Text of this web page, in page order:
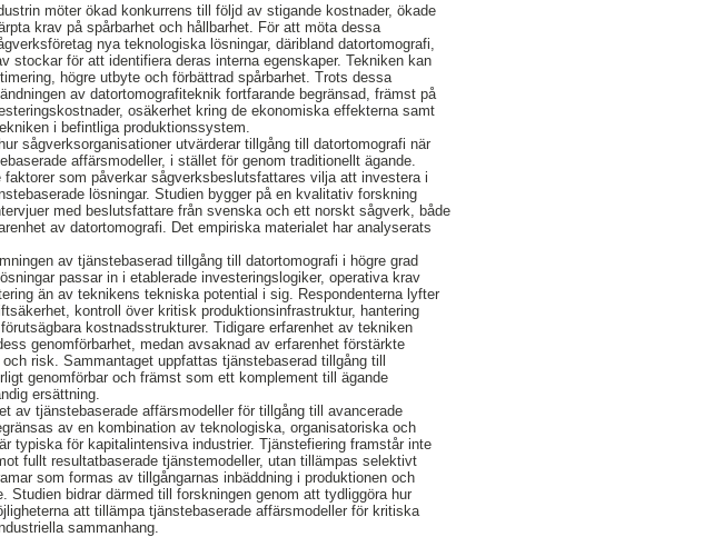
möter ökad konkurrens till följd av stigande kostnader, ökade
krav på spårbarhet och hållbarhet. För att möta dessa
nya teknologiska lösningar, däribland datortomografi,
stockar för att identifiera deras interna egenskaper. Tekniken kan
högre utbyte och förbättrad spårbarhet. Trots dessa
av datortomografiteknik fortfarande begränsad, främst på
osäkerhet kring de ekonomiska effekterna samt
i befintliga produktionssystem.
sågverksorganisationer utvärderar tillgång till datortomografi när
affärsmodeller, i stället för genom traditionellt ägande.
som påverkar sågverksbeslutsfattares vilja att investera i
lösningar. Studien bygger på en kvalitativ forskning
med beslutsfattare från svenska och ett norskt sågverk, både
av datortomografi. Det empiriska materialet har analyserats
av tjänstebaserad tillgång till datortomografi i högre grad
passar in i etablerade investeringslogiker, operativa krav
än av teknikens tekniska potential i sig. Respondenterna lyfter
kontroll över kritisk produktionsinfrastruktur, hantering
kostnadsstrukturer. Tidigare erfarenhet av tekniken
genomförbarhet, medan avsaknad av erfarenhet förstärkte
risk. Sammantaget uppfattas tjänstebaserad tillgång till
genomförbar och främst som ett komplement till ägande
ersättning.
av tjänstebaserade affärsmodeller för tillgång till avancerade
av en kombination av teknologiska, organisatoriska och
typiska för kapitalintensiva industrier. Tjänstefiering framstår inte
fullt resultatbaserade tjänstemodeller, utan tillämpas selektivt
som formas av tillgångarnas inbäddning i produktionen och
Studien bidrar därmed till forskningen genom att tydliggöra hur
att tillämpa tjänstebaserade affärsmodeller för kritiska
sammanhang.